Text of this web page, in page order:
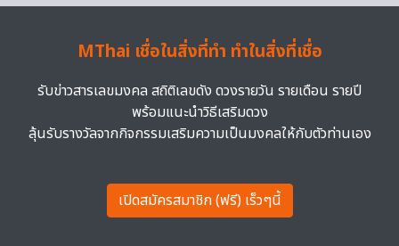
MThai เชื่อในสิ่งที่ทำ ทำในสิ่งที่เชื่อ
รับข่าวสารเลขมงคล สถิติเลขดัง ดวงรายวัน รายเดือน รายปี
พร้อมแนะนำวิธีเสริมดวง
ลุ้นรับรางวัลจากกิจกรรมเสริมความเป็นมงคลให้กับตัวท่านเอง
เปิดสมัครสมาชิก (ฟรี) เร็วๆนี้